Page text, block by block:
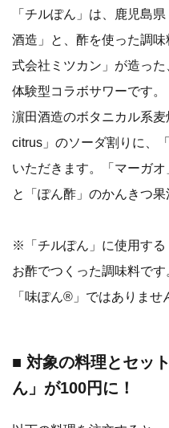
「チルぽん」は、鹿児島
酒造」と、酢を使った調
式会社ミツカン」が造っ
体験型コラボサワーです。
濵田酒造のボタニカル系
citrus」のソーダ割りに、
いただきます。「マーガ
と「ぽん酢」のかんきつ
※「チルぽん」に使用する
お酢でつくった調味料で
「味ぽん®」ではありませ
■ 対象の料理とセッ
ん」が100円に！